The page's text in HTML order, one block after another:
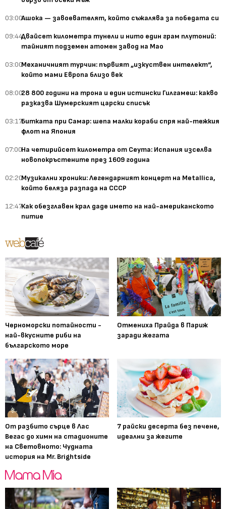
03:00Ашока — завоевателят, който съжалява за победата си
09:44Двайсет километра тунели и нито един грам плутоний:
тайният подземен атомен завод на Мао
03:00Механичният турчин: първият „изкуствен интелект“,
който мами Европа близо век
08:0028 800 години на трона и един истински Гилгамеш: какво
разказва Шумерският царски списък
03:17Битката при Самар: шепа малки кораби спря най-тежкия
флот на Япония
07:00На четирийсет километра от Сеута: Испания изселва
новопокръстените през 1609 година
02:20Музикални хроники: Легендарният концерт на Metallica,
който беляза разпада на СССР
12:47Как обезглавен крал даде името на най-американското
питие
Черноморски потайности -
най-вкусните риби на
българското море
Отмениха Прайда в Париж
заради жегата
От разбито сърце в Лас
Вегас до химн на стадионите
на Световното: Чудната
история на Mr. Brightside
7 райски десерта без печене,
идеални за жегите